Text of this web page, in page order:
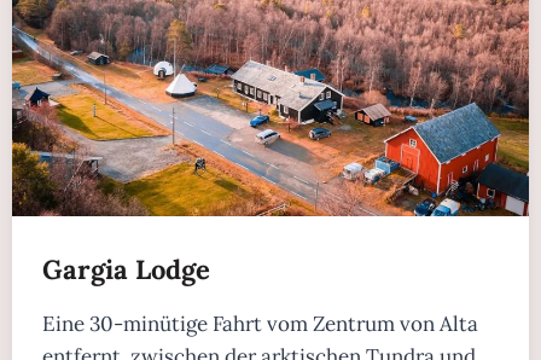
Gargia Lodge
Eine 30-minütige Fahrt vom Zentrum von Alta